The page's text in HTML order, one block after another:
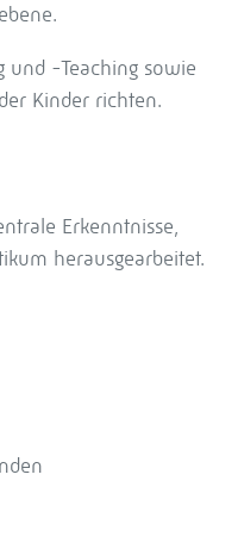
und -Teaching sowie
Kinder richten.
Erkenntnisse,
herausgearbeitet.